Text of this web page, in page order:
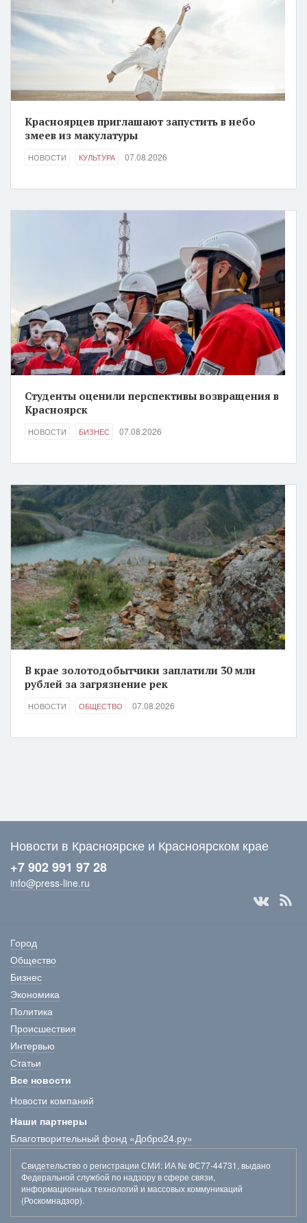
Красноярцев приглашают запустить в небо
змеев из макулатуры
НОВОСТИ КУЛЬТУРА 07.08.2026
Студенты оценили перспективы возвращения в
Красноярск
НОВОСТИ БИЗНЕС 07.08.2026
В крае золотодобытчики заплатили 30 млн
рублей за загрязнение рек
НОВОСТИ ОБЩЕСТВО 07.08.2026
Новости в Красноярске и Красноярском крае
+7 902 991 97 28
info@press-line.ru
Город
Общество
Бизнес
Экономика
Политика
Происшествия
Интервью
Статьи
Все новости
Новости компаний
Наши партнеры
Благотворительный фонд «Добро24.ру»
Свидетельство о регистрации СМИ: ИА № ФС77-44731, выдано
Федеральной службой по надзору в сфере связи,
информационных технологий и массовых коммуникаций
(Роскомнадзор).